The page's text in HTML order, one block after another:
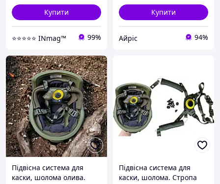
Купити
⭐️⭐️⭐️⭐️⭐️ INmag™ 99%
Купити
Айріс 94%
Підвісна система для
каски, шолома олива.
Підвісна система для
каски, шолома. Стропа